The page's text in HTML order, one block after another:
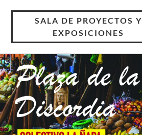
SALA DE PROYECTOS Y
EXPOSICIONES